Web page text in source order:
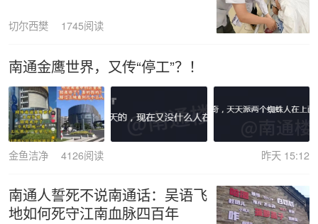
切尔西樊 1745阅读
南通金鹰世界，又传“停工”？！
昨天 15:12
金鱼洁净 4126阅读
南通人誓死不说南通话：吴语飞
地如何死守江南血脉四百年